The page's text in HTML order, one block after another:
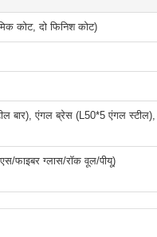
कोट, दो फिनिश कोट)
बार), एंगल ब्रेस (L50*5 एंगल
फाइबर ग्लास/रॉक वूल/पीयू)